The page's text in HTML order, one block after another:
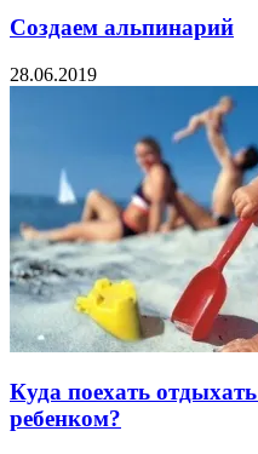
Создаем альпинарий
28.06.2019
Куда поехать
ребенком?